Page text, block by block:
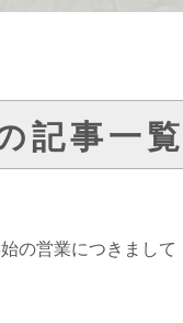
記事一
の営業につきまして